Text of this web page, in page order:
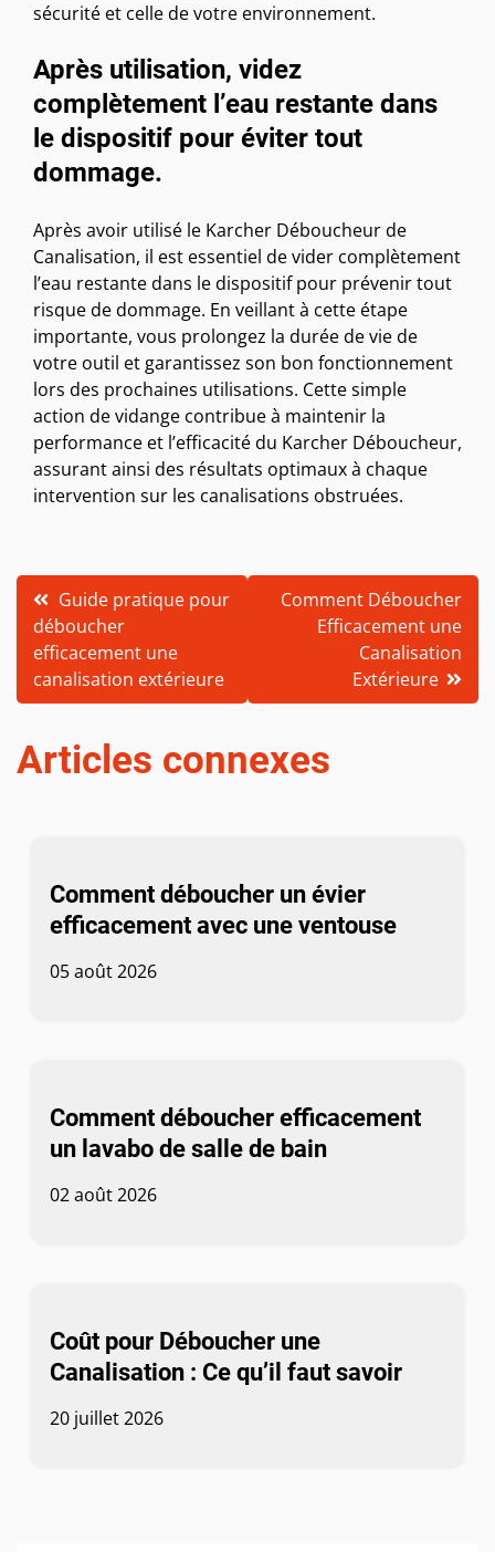
sécurité et celle de votre environnement.
Après utilisation, videz
complètement l’eau restante dans
le dispositif pour éviter tout
dommage.
Après avoir utilisé le Karcher Déboucheur de
Canalisation, il est essentiel de vider complètement
l’eau restante dans le dispositif pour prévenir tout
risque de dommage. En veillant à cette étape
importante, vous prolongez la durée de vie de
votre outil et garantissez son bon fonctionnement
lors des prochaines utilisations. Cette simple
action de vidange contribue à maintenir la
performance et l’efficacité du Karcher Déboucheur,
assurant ainsi des résultats optimaux à chaque
intervention sur les canalisations obstruées.
Navigation
de
l’article
Guide pratique pour
déboucher
efficacement une
canalisation extérieure
Comment Déboucher
Efficacement une
Canalisation
Extérieure
Articles connexes
Comment déboucher un évier
efficacement avec une ventouse
05 août 2026
Comment déboucher efficacement
un lavabo de salle de bain
02 août 2026
Coût pour Déboucher une
Canalisation : Ce qu’il faut savoir
20 juillet 2026